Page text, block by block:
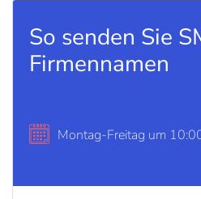
So senden Sie
Firmennamen
Montag-Freitag um